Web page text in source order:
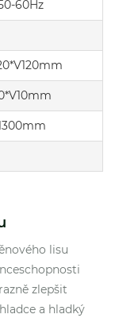
60Hz
lisu
zlepšit
a hladký